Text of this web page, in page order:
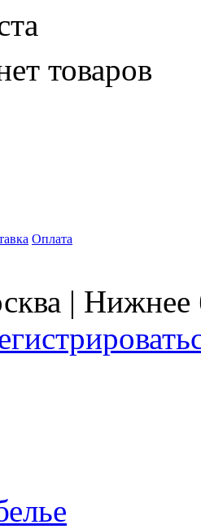
товаров
Оплата
|